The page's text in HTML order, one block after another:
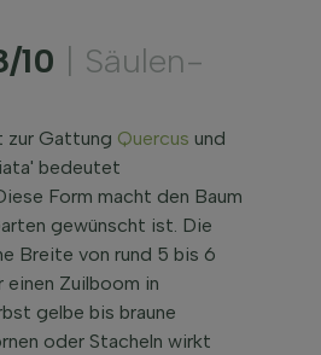
10
| Säulen-
zur Gattung Quercus und
bedeutet
Form macht den Baum
gewünscht ist. Die
Breite von rund 5 bis 6
Zuilboom in
gelbe bis braune
oder Stacheln wirkt